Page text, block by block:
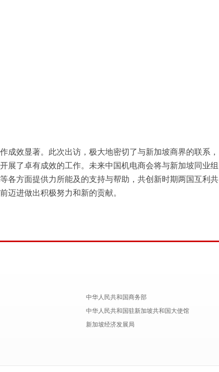
效显著。此次出访，极大地密切了与新加坡商界的联系，
展了卓有成效的工作。未来中国机电商会将与新加坡同业组
各方面提供力所能及的支持与帮助，共创新时期两国互利共
迈进做出积极努力和新的贡献。
中华人民共和国商务部
中华人民共和国驻新加坡共和国大使馆
新加坡经济发展局